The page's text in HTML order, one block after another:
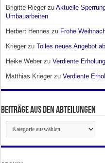
Brigitte Rieger zuAktuelle
Umbauarbeiten
Herbert Hennes zu Frohe
Krieger zuTolles neues Angebot
Heike Weber zuVerdiente
Matthias Krieger zuVerdiente
Beiträge aus den Abteilungen
Beiträge
aus
den
Abteilungen